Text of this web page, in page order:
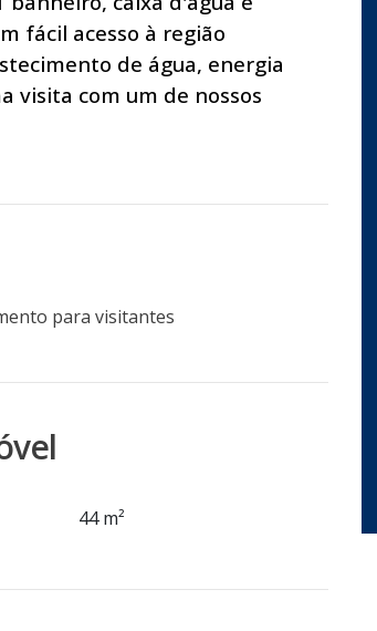
fácil acesso à região
de água, energia
visita com um de nossos
para visitantes
44 m²